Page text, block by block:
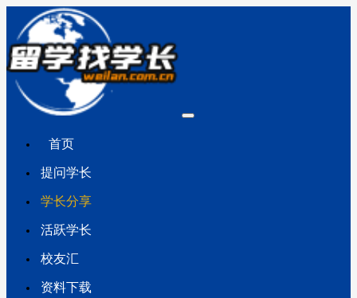
首页
提问学长
学长分享
活跃学长
校友汇
资料下载